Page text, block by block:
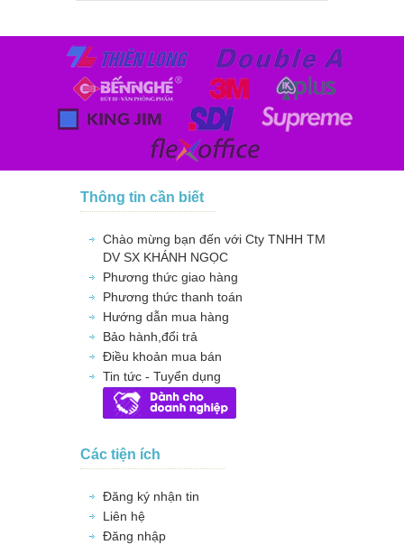
Thông tin cần biết
Chào mừng bạn đến với Cty TNHH TM
DV SX KHÁNH NGỌC
Phương thức giao hàng
Phương thức thanh toán
Hướng dẫn mua hàng
Bảo hành,đổi trả
Điều khoản mua bán
Tin tức - Tuyển dụng
Các tiện ích
Đăng ký nhận tin
Liên hệ
Đăng nhập